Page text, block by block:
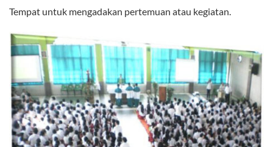
Tempat untuk mengadakan pertemuan atau kegiatan.